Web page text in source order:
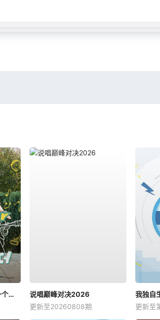
Happy Together-不是一个人真好
说唱巅峰对决2026
更新至20260808期
我独自
更新至